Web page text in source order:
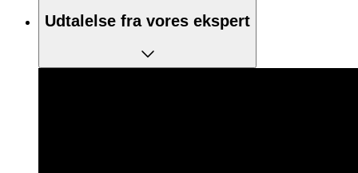
Udtalelse fra vores ekspert